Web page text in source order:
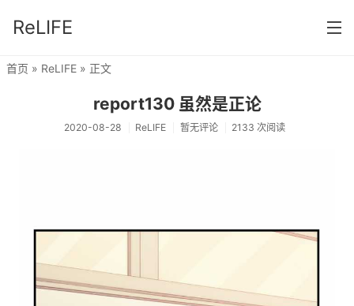
ReLIFE
分类
首页 » ReLIFE » 正文
report130 虽然是正论
2020-08-28 ReLIFE 暂无评论 2133 次阅读